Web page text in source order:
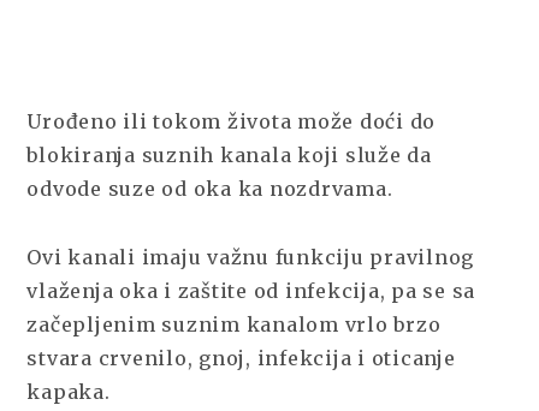
KANALA
IZBOR?
Urođeno ili tokom života može doći do
blokiranja suznih kanala koji služe da
odvode suze od oka ka nozdrvama.
Ovi kanali imaju važnu funkciju pravilnog
vlaženja oka i zaštite od infekcija, pa se sa
začepljenim suznim kanalom vrlo brzo
stvara crvenilo, gnoj, infekcija i oticanje
kapaka.